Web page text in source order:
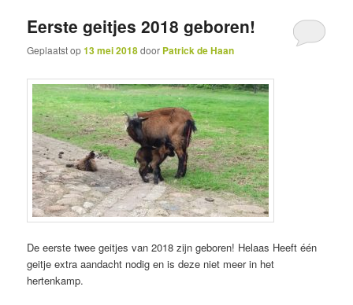
inhoud
inhoud
Eerste geitjes 2018 geboren!
Geplaatst op13 mei 2018door Patrick de Haan
De eerste twee geitjes van 2018 zijn geboren! Helaas Heeft één
geitje extra aandacht nodig en is deze niet meer in het
hertenkamp.